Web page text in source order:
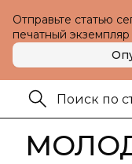
Отправьте статью
печатный